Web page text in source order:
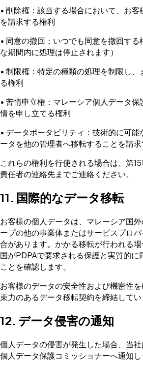
• 削除権：該当する場合において、お
を請求する権利
• 同意の撤回：いつでも同意を撤回す
な期間内に処理は停止されます）
• 制限権：特定の種類の処理を制限し
る権利
• 苦情申立権：マレーシア個人データ
情を申し立てる権利
• データポータビリティ：技術的に可
ータを他の管理者へ移転することを請
これらの権利を行使される場合は、第
責任者の連絡先までご連絡ください。
11. 国際的なデータ移転
お客様の個人データは、マレーシア国
ープの他の事業体またはサービスプロ
合があります。かかる移転が行われる
国がPDPAで要求される保護と実質的に
ことを確認します。
お客様のデータの安全性および機密性
束力のあるデータ移転契約を締結してい
12. データ侵害の通知
個人データの侵害が発生した場合、当
個人データ保護コミッショナーへ通知し